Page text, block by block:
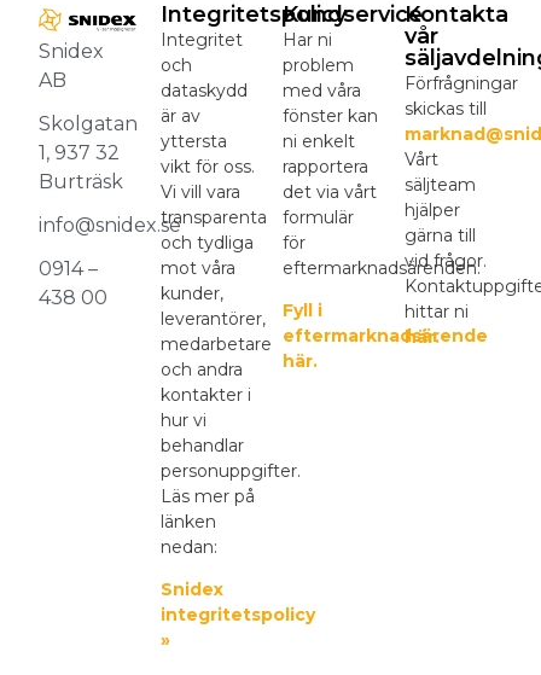
Snidex
AB
Skolgatan
1, 937 32
Burträsk
info@snidex.se
0914 –
438 00
Integritetspolicy
Integritet
och
dataskydd
är av
yttersta
vikt för oss.
Vi vill vara
transparenta
och tydliga
mot våra
kunder,
leverantörer,
medarbetare
och andra
kontakter i
hur vi
behandlar
personuppgifter.
Läs mer på
länken
nedan:
Snidex
integritetspolicy
»
Kundservice
Har ni
problem
med våra
fönster kan
ni enkelt
rapportera
det via vårt
formulär
för
eftermarknadsärenden.
Fyll i
eftermarknadsärende
här.
Kontakta
vår
Förfrågningar
skickas till
Vårt
säljteam
hjälper
gärna till
vid frågor.
hittar ni
här.